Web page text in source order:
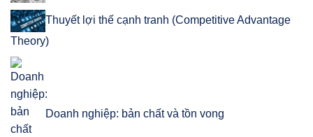
Thuyết lợi thế cạnh tranh (Competitive Advantage
Theory)
Doanh nghiệp: bản chất và tồn vong